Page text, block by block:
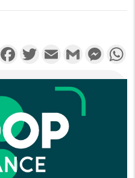
PartagerFacebookTwitterEmail Gmail